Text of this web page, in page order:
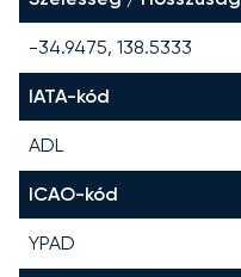
-34.9475, 138.5333
IATA-kód
ADL
ICAO-kód
YPAD